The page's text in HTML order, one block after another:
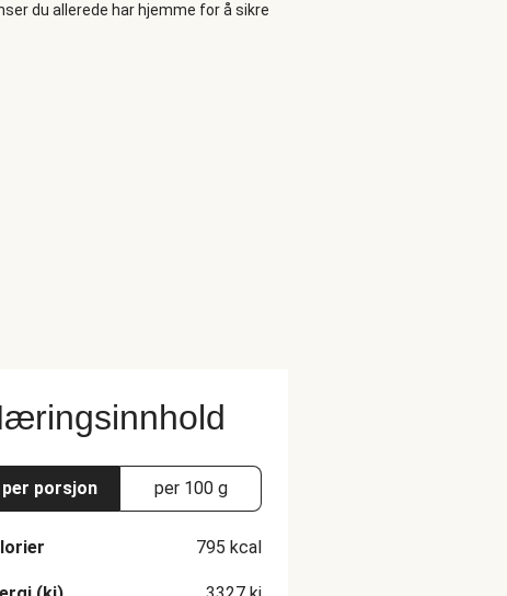
du allerede har hjemme for å sikre
per porsjon per 100 g
795 kcal